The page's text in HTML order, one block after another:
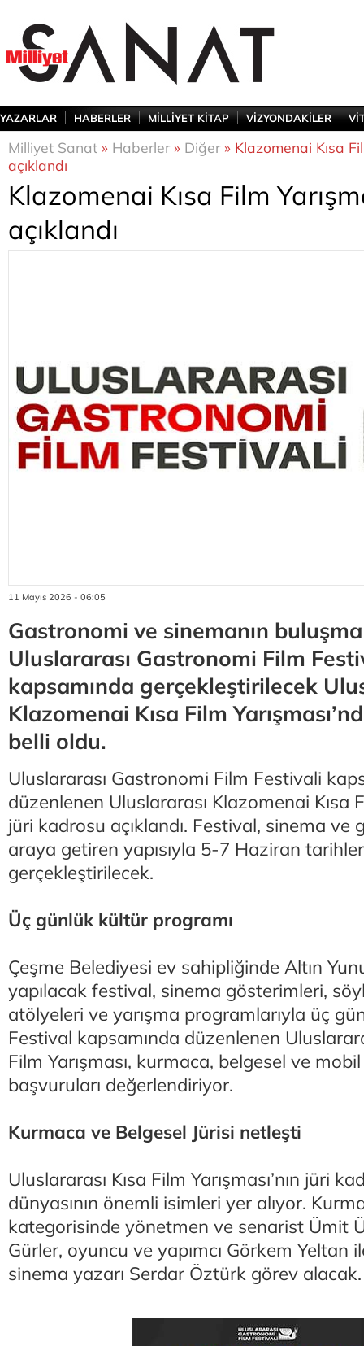
YAZARLAR HABERLER MİLLİYET KİTAP VİZYONDAKİLER
Milliyet Sanat » Haberler» Diğer» Klazomenai Kısa
açıklandı
Klazomenai Kısa Film
açıklandı
11 Mayıs 2026 - 06:05
Gastronomi ve sinemanın
Uluslararası Gastronomi Film
kapsamında gerçekleştirilecek
Klazomenai Kısa Film
belli oldu.
Uluslararası Gastronomi Film Festivali
düzenlenen Uluslararası Klazomenai Kısa
jüri kadrosu açıklandı. Festival, sinema ve
araya getiren yapısıyla 5-7 Haziran
gerçekleştirilecek.
Üç günlük kültür programı
Çeşme Belediyesi ev sahipliğinde Altın
yapılacak festival, sinema gösterimleri,
atölyeleri ve yarışma programlarıyla üç
Festival kapsamında düzenlenen
Film Yarışması, kurmaca, belgesel ve
başvuruları değerlendiriyor.
Kurmaca ve Belgesel Jürisi netleşti
Uluslararası Kısa Film Yarışması’nın jüri
dünyasının önemli isimleri yer alıyor.
kategorisinde yönetmen ve senarist Ümit
Gürler, oyuncu ve yapımcı Görkem Yeltan
sinema yazarı Serdar Öztürk görev alacak.